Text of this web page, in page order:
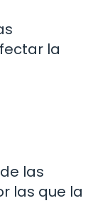
la
las
las que la